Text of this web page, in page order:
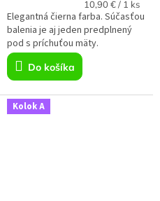
Jednotková
cena:
10,90 € / 1 ks
Do košíka
Elegantná čierna farba. Súčasťou
balenia je aj jeden predplnený
pod s príchuťou mäty.
Kolok A